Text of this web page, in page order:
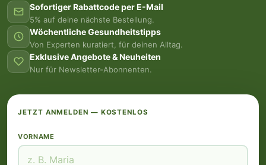
Sofortiger Rabattcode per E-Mail
5% auf deine nächste Bestellung.
Wöchentliche Gesundheitstipps
Von Experten kuratiert, für deinen Alltag.
Exklusive Angebote & Neuheiten
Nur für Newsletter-Abonnenten.
JETZT ANMELDEN — KOSTENLOS
VORNAME